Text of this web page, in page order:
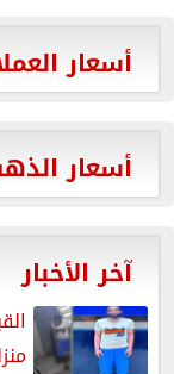
أسعار
أسعار
آخر الأخبار